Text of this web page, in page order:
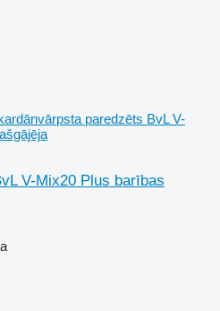
paredzēts BvL V-
V-Mix20 Plus barības